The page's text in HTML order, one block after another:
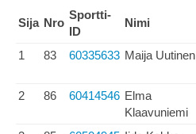
Sija Nro
Sportti-
ID
Nimi
1 83 60335633 Maija Uutinen
2 86 60414546 Elma
Klaavuniemi